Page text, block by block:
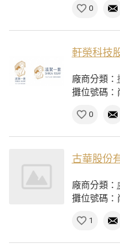
0
軒榮科技
廠商分類：
攤位號碼：
0
古華股份
廠商分類：
攤位號碼：
1